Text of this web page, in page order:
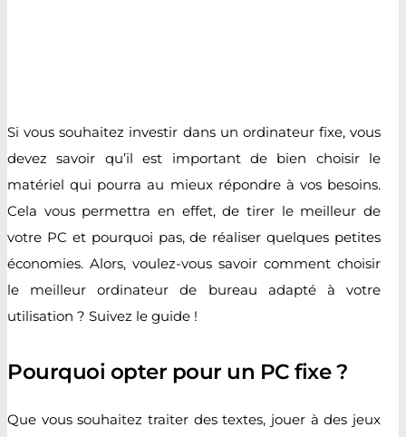
Si vous souhaitez investir dans un ordinateur fixe, vous
devez savoir qu’il est important de bien choisir le
matériel qui pourra au mieux répondre à vos besoins.
Cela vous permettra en effet, de tirer le meilleur de
votre PC et pourquoi pas, de réaliser quelques petites
économies. Alors, voulez-vous savoir comment choisir
le meilleur ordinateur de bureau adapté à votre
utilisation ? Suivez le guide !
Pourquoi opter pour un PC fixe ?
Que vous souhaitez traiter des textes, jouer à des jeux